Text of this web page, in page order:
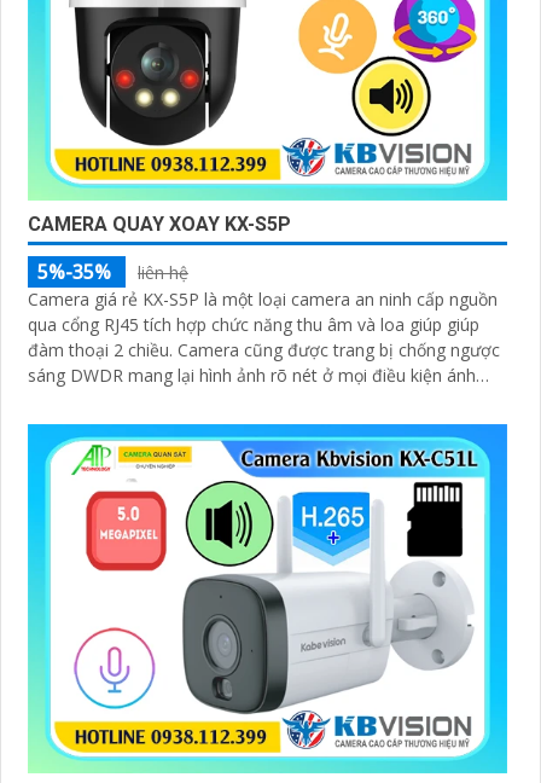
CAMERA QUAY XOAY KX-S5P
5%-35%
liên hệ
Camera giá rẻ KX-S5P là một loại camera an ninh cấp nguồn
qua cổng RJ45 tích hợp chức năng thu âm và loa giúp giúp
đàm thoại 2 chiều. Camera cũng được trang bị chống ngược
sáng DWDR mang lại hình ảnh rõ nét ở mọi điều kiện ánh